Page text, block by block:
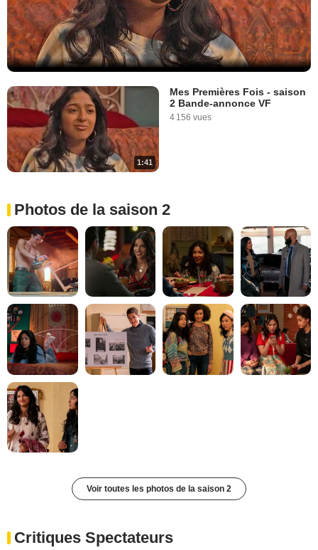
1:41
Mes Premières Fois - saison
2 Bande-annonce VF
4 156 vues
Photos de la saison 2
Voir toutes les photos de la saison 2
Critiques Spectateurs